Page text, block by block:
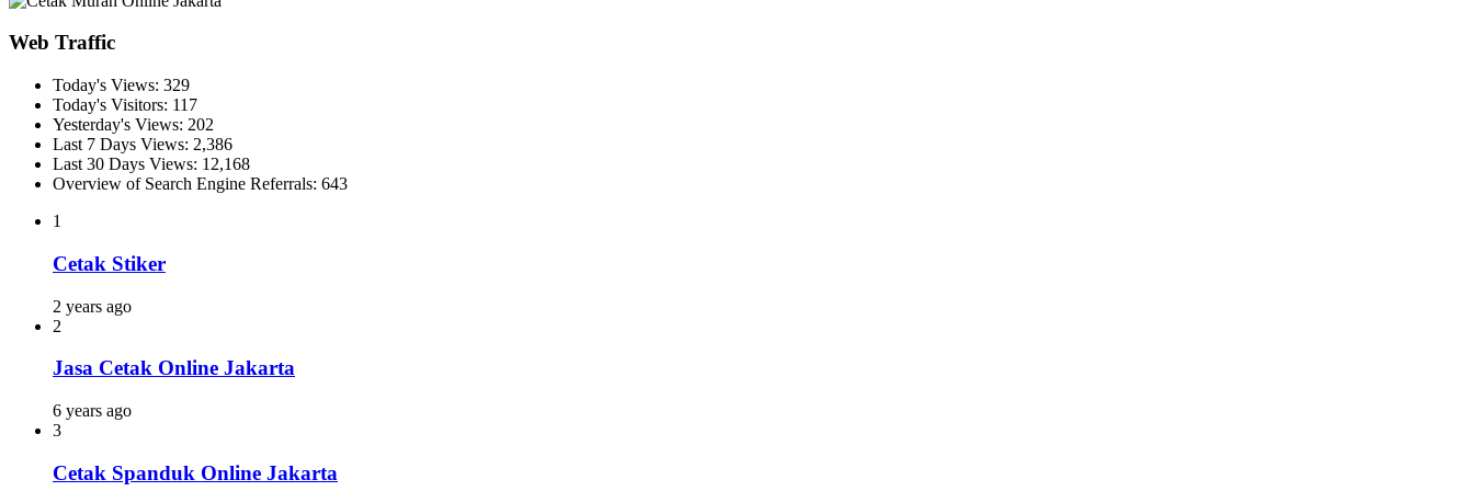
Web Traffic
Today's Views: 329
Today's Visitors: 117
Yesterday's Views: 202
Last 7 Days Views: 2,386
Last 30 Days Views: 12,168
Overview of Search Engine Referrals: 643
1
Cetak Stiker
2 years ago
2
Jasa Cetak Online Jakarta
6 years ago
3
Cetak Spanduk Online Jakarta